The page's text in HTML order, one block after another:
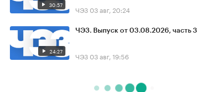
30:57 ЧЭЗ 03 авг, 20:24
24:27
ЧЭЗ. Выпуск от 03.08.2026, часть 3
ЧЭЗ 03 авг, 19:56